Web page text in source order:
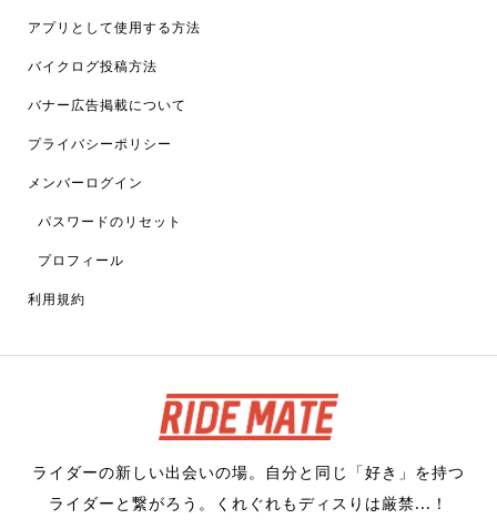
アプリとして使用する方法
バイクログ投稿方法
バナー広告掲載について
プライバシーポリシー
メンバーログイン
パスワードのリセット
プロフィール
利用規約
ライダーの新しい出会いの場。自分と同じ「好き」を持つ
ライダーと繋がろう。くれぐれもディスりは厳禁...！